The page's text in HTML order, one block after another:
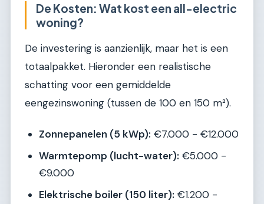
De Kosten: Wat kost een all-electric
woning?
De investering is aanzienlijk, maar het is een
totaalpakket. Hieronder een realistische
schatting voor een gemiddelde
eengezinswoning (tussen de 100 en 150 m²).
Zonnepanelen (5 kWp): €7.000 - €12.000
Warmtepomp (lucht-water): €5.000 -
€9.000
Elektrische boiler (150 liter): €1.200 -